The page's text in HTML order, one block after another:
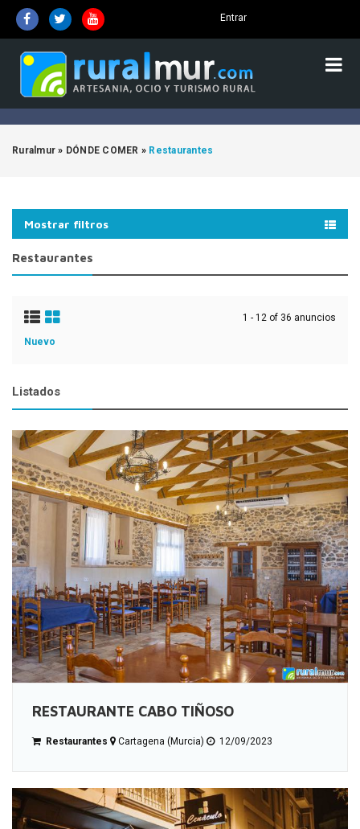
Entrar
Ruralmur » DÓNDE COMER » Restaurantes
Mostrar filtros
Restaurantes
1 - 12 of 36 anuncios
Nuevo
Listados
RESTAURANTE CABO TIÑOSO
Restaurantes Cartagena (Murcia) 12/09/2023